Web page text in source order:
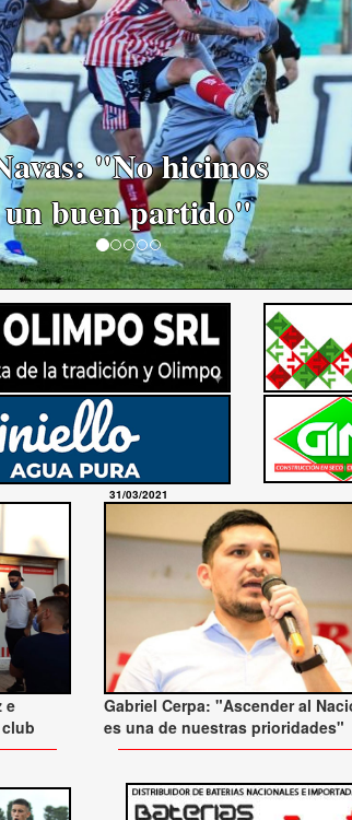
El Historial marca
para Ferro
e
31/03/2021
Gabriel Cerpa: "Ascender al
es una de nuestras prioridades"